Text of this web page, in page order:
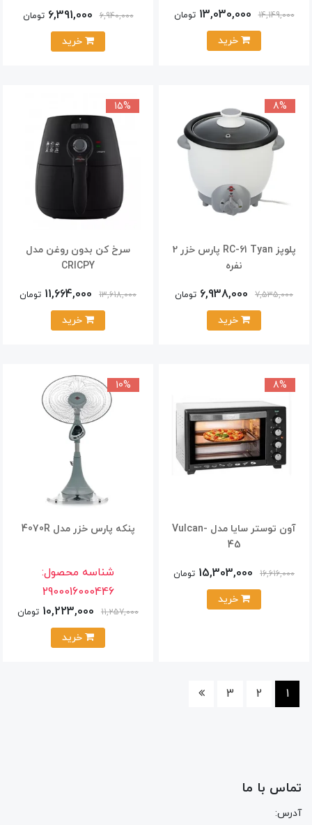
14,149,000
13,030,000 تومان 6,940,000
6,391,000 تومان
پلوپز RC-61 Tyan پارس خزر 2
نفره
7,535,000
6,938,000 تومان
8%
سرخ کن بدون روغن مدل
CRICPY
13,618,000
11,664,000 تومان
15%
آون توستر سایا مدل Vulcan-
45
16,616,000
15,303,000 تومان
8%
پنکه پارس خزر مدل 4070R
شناسه محصول:
2900016000446
11,257,000
10,223,000 تومان
10%
1
2
3
تماس با ما
آدرس: